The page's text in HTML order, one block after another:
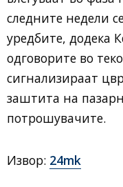
следните недели
уредбите, додека
одговорите во
сигнализираат
заштита на
потрошувачите.
Извор: 24mk